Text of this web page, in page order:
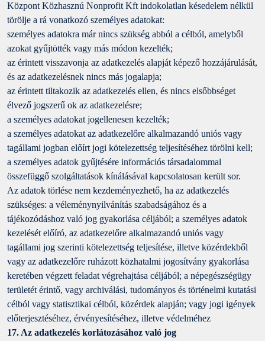
Központ Közhasznú Nonprofit Kft indokolatlan késedelem nélkül
törölje a rá vonatkozó személyes adatokat:
személyes adatokra már nincs szükség abból a célból, amelyből
azokat gyűjtötték vagy más módon kezelték;
az érintett visszavonja az adatkezelés alapját képező hozzájárulását,
és az adatkezelésnek nincs más jogalapja;
az érintett tiltakozik az adatkezelés ellen, és nincs elsőbbséget
élvező jogszerű ok az adatkezelésre;
a személyes adatokat jogellenesen kezelték;
a személyes adatokat az adatkezelőre alkalmazandó uniós vagy
tagállami jogban előírt jogi kötelezettség teljesítéséhez törölni kell;
a személyes adatok gyűjtésére információs társadalommal
összefüggő szolgáltatások kínálásával kapcsolatosan került sor.
Az adatok törlése nem kezdeményezhető, ha az adatkezelés
szükséges: a véleménynyilvánítás szabadságához és a
tájékozódáshoz való jog gyakorlása céljából; a személyes adatok
kezelését előíró, az adatkezelőre alkalmazandó uniós vagy
tagállami jog szerinti kötelezettség teljesítése, illetve közérdekből
vagy az adatkezelőre ruházott közhatalmi jogosítvány gyakorlása
keretében végzett feladat végrehajtása céljából; a népegészségügy
területét érintő, vagy archiválási, tudományos és történelmi kutatási
célból vagy statisztikai célból, közérdek alapján; vagy jogi igények
előterjesztéséhez, érvényesítéséhez, illetve védelméhez
17. Az adatkezelés korlátozásához való jog